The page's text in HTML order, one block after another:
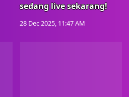
sedang live sekarang!
28 Dec 2025, 11:47 AM